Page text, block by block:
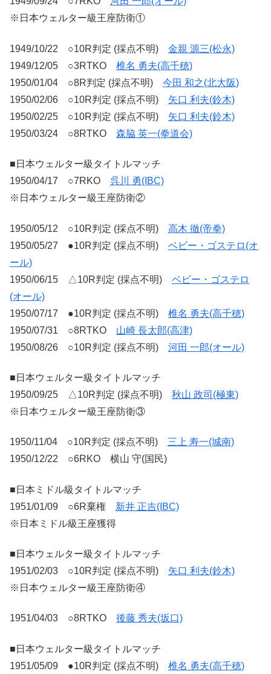
※日本ウェルター級王座防衛①
1949/10/22 ○10R判定 (採点不明) 金親 源三(松永)
1949/12/05 ○3RTKO 椎名 勇夫(高千穂)
1950/01/04 ○8R判定 (採点不明) 今田 和之(北大阪)
1950/02/06 ○10R判定 (採点不明) 矢口 利夫(鈴木)
1950/02/25 ○10R判定 (採点不明) 矢口 利夫(鈴木)
1950/03/24 ○8RTKO 森脇 英一(拳道会)
■日本ウェルター級タイトルマッチ
1950/04/17 ○7RKO 呉川 勇(IBC)
※日本ウェルター級王座防衛②
1950/05/12 ○10R判定 (採点不明) 高木 徹(帝拳)
1950/05/27 ●10R判定 (採点不明) ベビー・ゴステロ(オ
ール)
1950/06/15 △10R判定 (採点不明) ベビー・ゴステロ
(オール)
1950/07/17 ●10R判定 (採点不明) 椎名 勇夫(高千穂)
1950/07/31 ○8RTKO 山崎 長太郎(高津)
1950/08/26 ○10R判定 (採点不明) 河田 一郎(オール)
■日本ウェルター級タイトルマッチ
1950/09/25 △10R判定 (採点不明) 秋山 政司(極東)
※日本ウェルター級王座防衛③
1950/11/04 ○10R判定 (採点不明) 三上 寿一(城南)
1950/12/22 ○6RKO 横山 守(国民)
■日本ミドル級タイトルマッチ
1951/01/09 ○6R棄権 新井 正吉(IBC)
※日本ミドル級王座獲得
■日本ウェルター級タイトルマッチ
1951/02/03 ○10R判定 (採点不明) 矢口 利夫(鈴木)
※日本ウェルター級王座防衛④
1951/04/03 ○8RTKO 後藤 秀夫(坂口)
■日本ウェルター級タイトルマッチ
1951/05/09 ●10R判定 (採点不明) 椎名 勇夫(高千穂)